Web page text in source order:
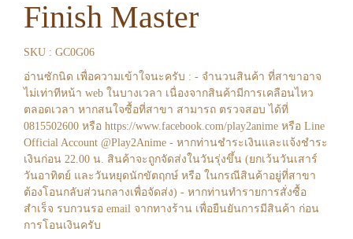
Finish Master
SKU : GC0G06
อ่านซักนิด เพื่อความเข้าใจนะครับ : - จำนวนสินค้า ที่สาขาอาจ
ไม่เท่าทีหน้า web ในบางเวลา เนื่องจากสินค้ามีการเคลือนไหว
ตลอดเวลา หากสนใจซื้อที่สาขา สามารถ ตรวจสอบ ได้ที่
0815502600 หรือ https://www.facebook.com/play2anime หรือ Line
Official Account @Play2Anime - หากท่านชำระเงินและแจ้งชำระ
เงินก่อน 22.00 น. สินค้าจะถูกจัดส่งในวันรุ่งขึ้น (ยกเว้นวันเสาร์
วันอาทิตย์ และวันหยุดนักขัตฤกษ์ หรือ ในกรณีสินค้าอยู่ที่สาขา
ต้องโอนกลับส่วนกลางเพื่อจัดส่ง) - หากท่านทำรายการสั่งซื้อ
สำเร็จ รบกวนรอ email จากทางร้าน เพื่อยืนยันการมีสินค้า ก่อน
การโอนเงินครับ